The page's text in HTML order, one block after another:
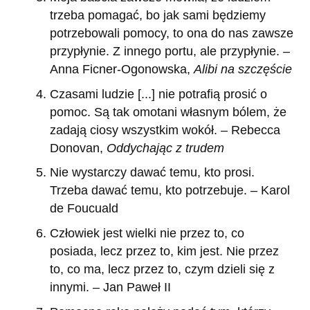
trzeba pomagać, bo jak sami będziemy
potrzebowali pomocy, to ona do nas zawsze
przypłynie. Z innego portu, ale przypłynie. –
Anna Ficner-Ogonowska,Alibi na szczęście
Czasami ludzie [...] nie potrafią prosić o
pomoc. Są tak omotani własnym bólem, że
zadają ciosy wszystkim wokół. – Rebecca
Donovan, Oddychając z trudem
Nie wystarczy dawać temu, kto prosi.
Trzeba dawać temu, kto potrzebuje. – Karol
de Foucuald
Człowiek jest wielki nie przez to, co
posiada, lecz przez to, kim jest. Nie przez
to, co ma, lecz przez to, czym dzieli się z
innymi. – Jan Paweł II